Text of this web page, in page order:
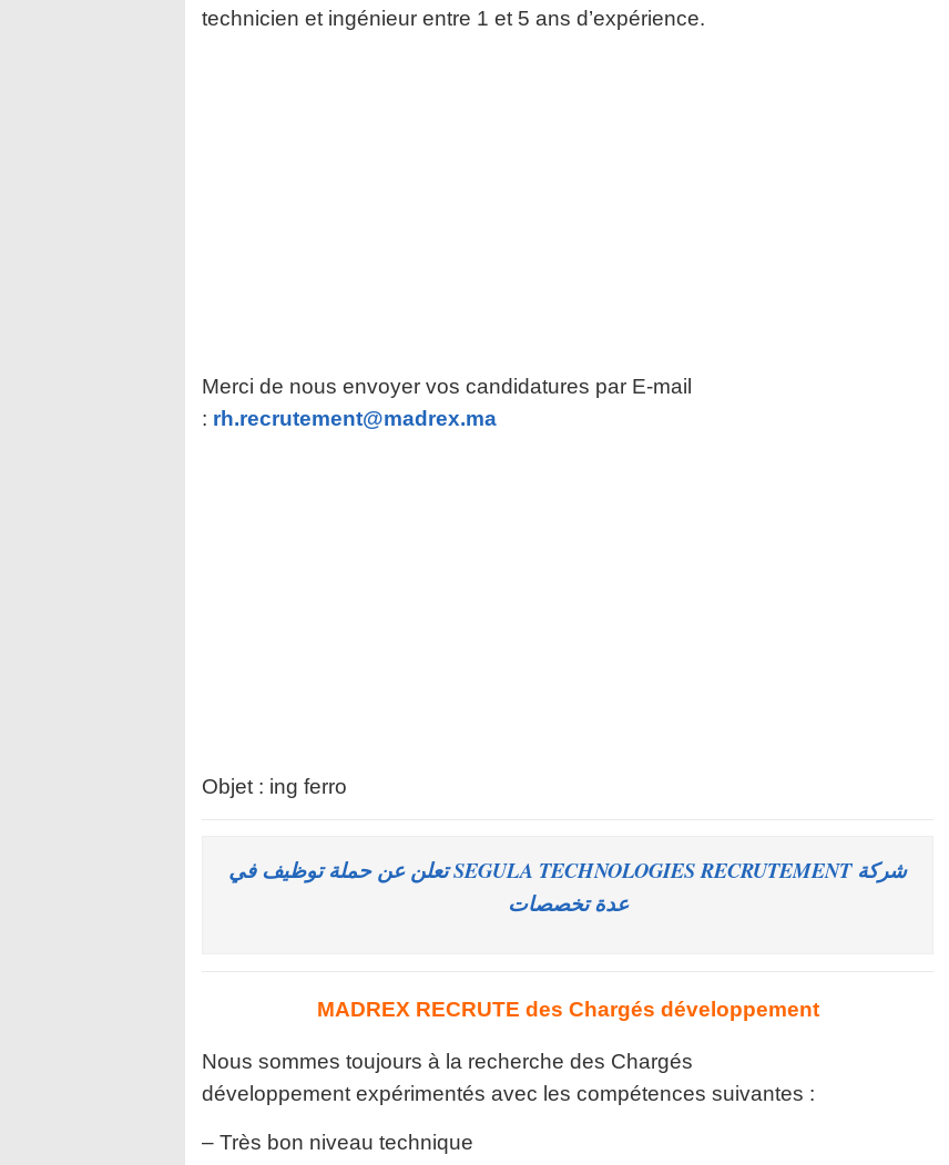
technicien et ingénieur entre 1 et 5 ans d’expérience.
Merci de nous envoyer vos candidatures par E-mail
: rh.recrutement@madrex.ma
Objet : ing ferro
شركة SEGULA TECHNOLOGIES RECRUTEMENT تعلن عن حملة توظيف في
عدة تخصصات
MADREX RECRUTE des Chargés développement
Nous sommes toujours à la recherche des Chargés
développement expérimentés avec les compétences suivantes :
– Très bon niveau technique